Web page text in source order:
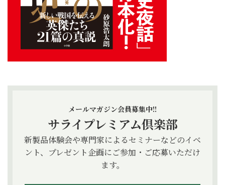
メールマガジン会員募集中!!
サライプレミアム倶楽部
新製品体験会や専門家によるセミナーなどのイベ
ント、プレゼント企画にご参加・ご応募いただけ
ます。